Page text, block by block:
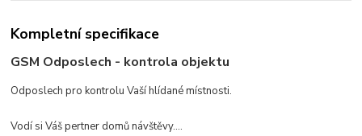
Kompletní specifikace
GSM Odposlech - kontrola objektu
Odposlech pro kontrolu Vaší hlídané místnosti.
Vodí si Váš pertner domů návštěvy....